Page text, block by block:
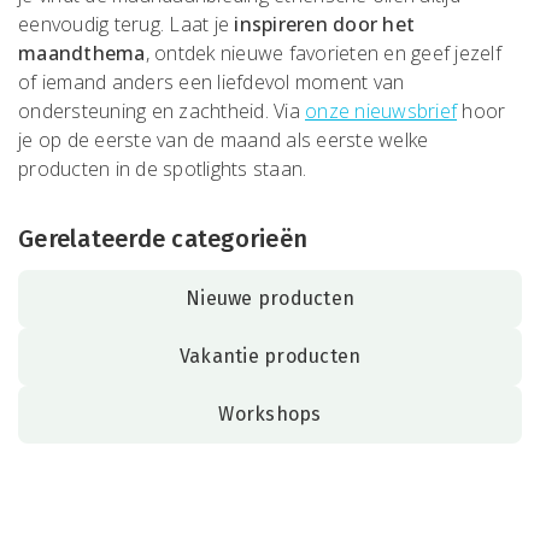
eenvoudig terug. Laat je inspireren door het
maandthema, ontdek nieuwe favorieten en geef jezelf
of iemand anders een liefdevol moment van
ondersteuning en zachtheid. Via onze nieuwsbriefhoor
je op de eerste van de maand als eerste welke
producten in de spotlights staan.
Gerelateerde categorieën
Nieuwe producten
Vakantie producten
Workshops